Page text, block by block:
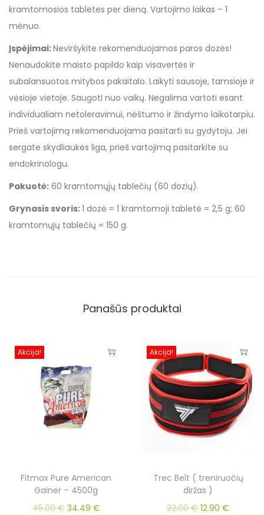
kramtomosios tabletes per dieną. Vartojimo laikas – 1
mėnuo.
Įspėjimai:Neviršykite rekomenduojamos paros dozės!
Nenaudokite maisto papildo kaip visavertės ir
subalansuotos mitybos pakaitalo. Laikyti sausoje, tamsioje ir
vėsioje vietoje. Saugoti nuo vaikų. Negalima vartoti esant
individualiam netoleravimui, nėštumo ir žindymo laikotarpiu.
Prieš vartojimą rekomenduojama pasitarti su gydytoju. Jei
sergate skydliaukės liga, prieš vartojimą pasitarkite su
endokrinologu.
Pakuotė: 60 kramtomųjų tablečių (60 dozių).
Grynasis svoris:1 dozė = 1 kramtomoji tabletė = 2,5 g; 60
kramtomųjų tablečių = 150 g.
Panašūs produktai
Akcija!
Fitmax Pure American
Gainer – 4500g
45.00€ 34.49 €
Akcija!
Trec Belt ( treniruočių
diržas )
22.00€ 12.90 €